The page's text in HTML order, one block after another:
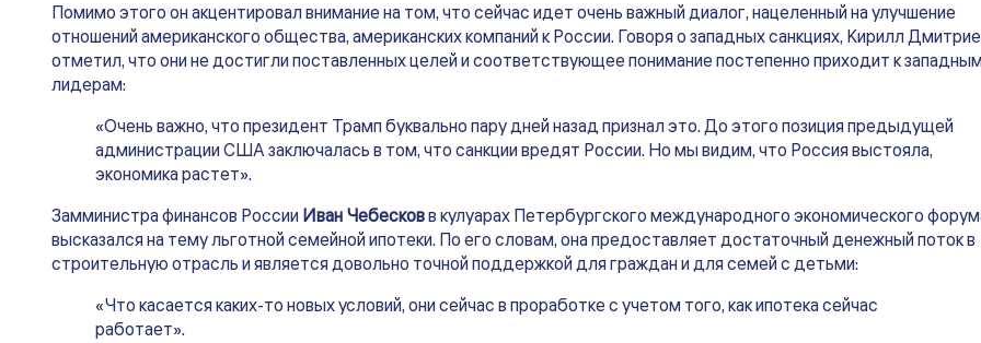
Помимо этого он акцентировал внимание на том, что сейчас идет очень важный диалог, нацеленный на улучшение
отношений американского общества, американских компаний к России. Говоря о западных санкциях, Кирилл
отметил, что они не достигли поставленных целей и соответствующее понимание постепенно приходит к западным
лидерам:
«Очень важно, что президент Трамп буквально пару дней назад признал это. До этого позиция предыдущей
администрации США заключалась в том, что санкции вредят России. Но мы видим, что Россия выстояла,
экономика растет».
Замминистра финансов России Иван Чебесковв кулуарах Петербургского международного экономического
высказался на тему льготной семейной ипотеки. По его словам, она предоставляет достаточный денежный поток в
строительную отрасль и является довольно точной поддержкой для граждан и для семей с детьми:
«Что касается каких-то новых условий, они сейчас в проработке с учетом того, как ипотека сейчас
работает».